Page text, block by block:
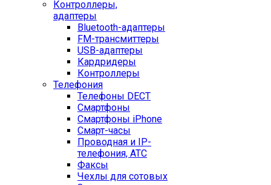
Контроллеры,
адаптеры
Bluetooth-адаптеры
FM-трансмиттеры
USB-адаптеры
Кардридеры
Контроллеры
Телефония
Телефоны DECT
Смартфоны
Смартфоны iPhone
Смарт-часы
Проводная и IP-
телефония, АТС
Факсы
Чехлы для сотовых